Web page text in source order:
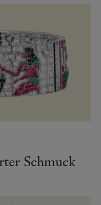
Schmuck